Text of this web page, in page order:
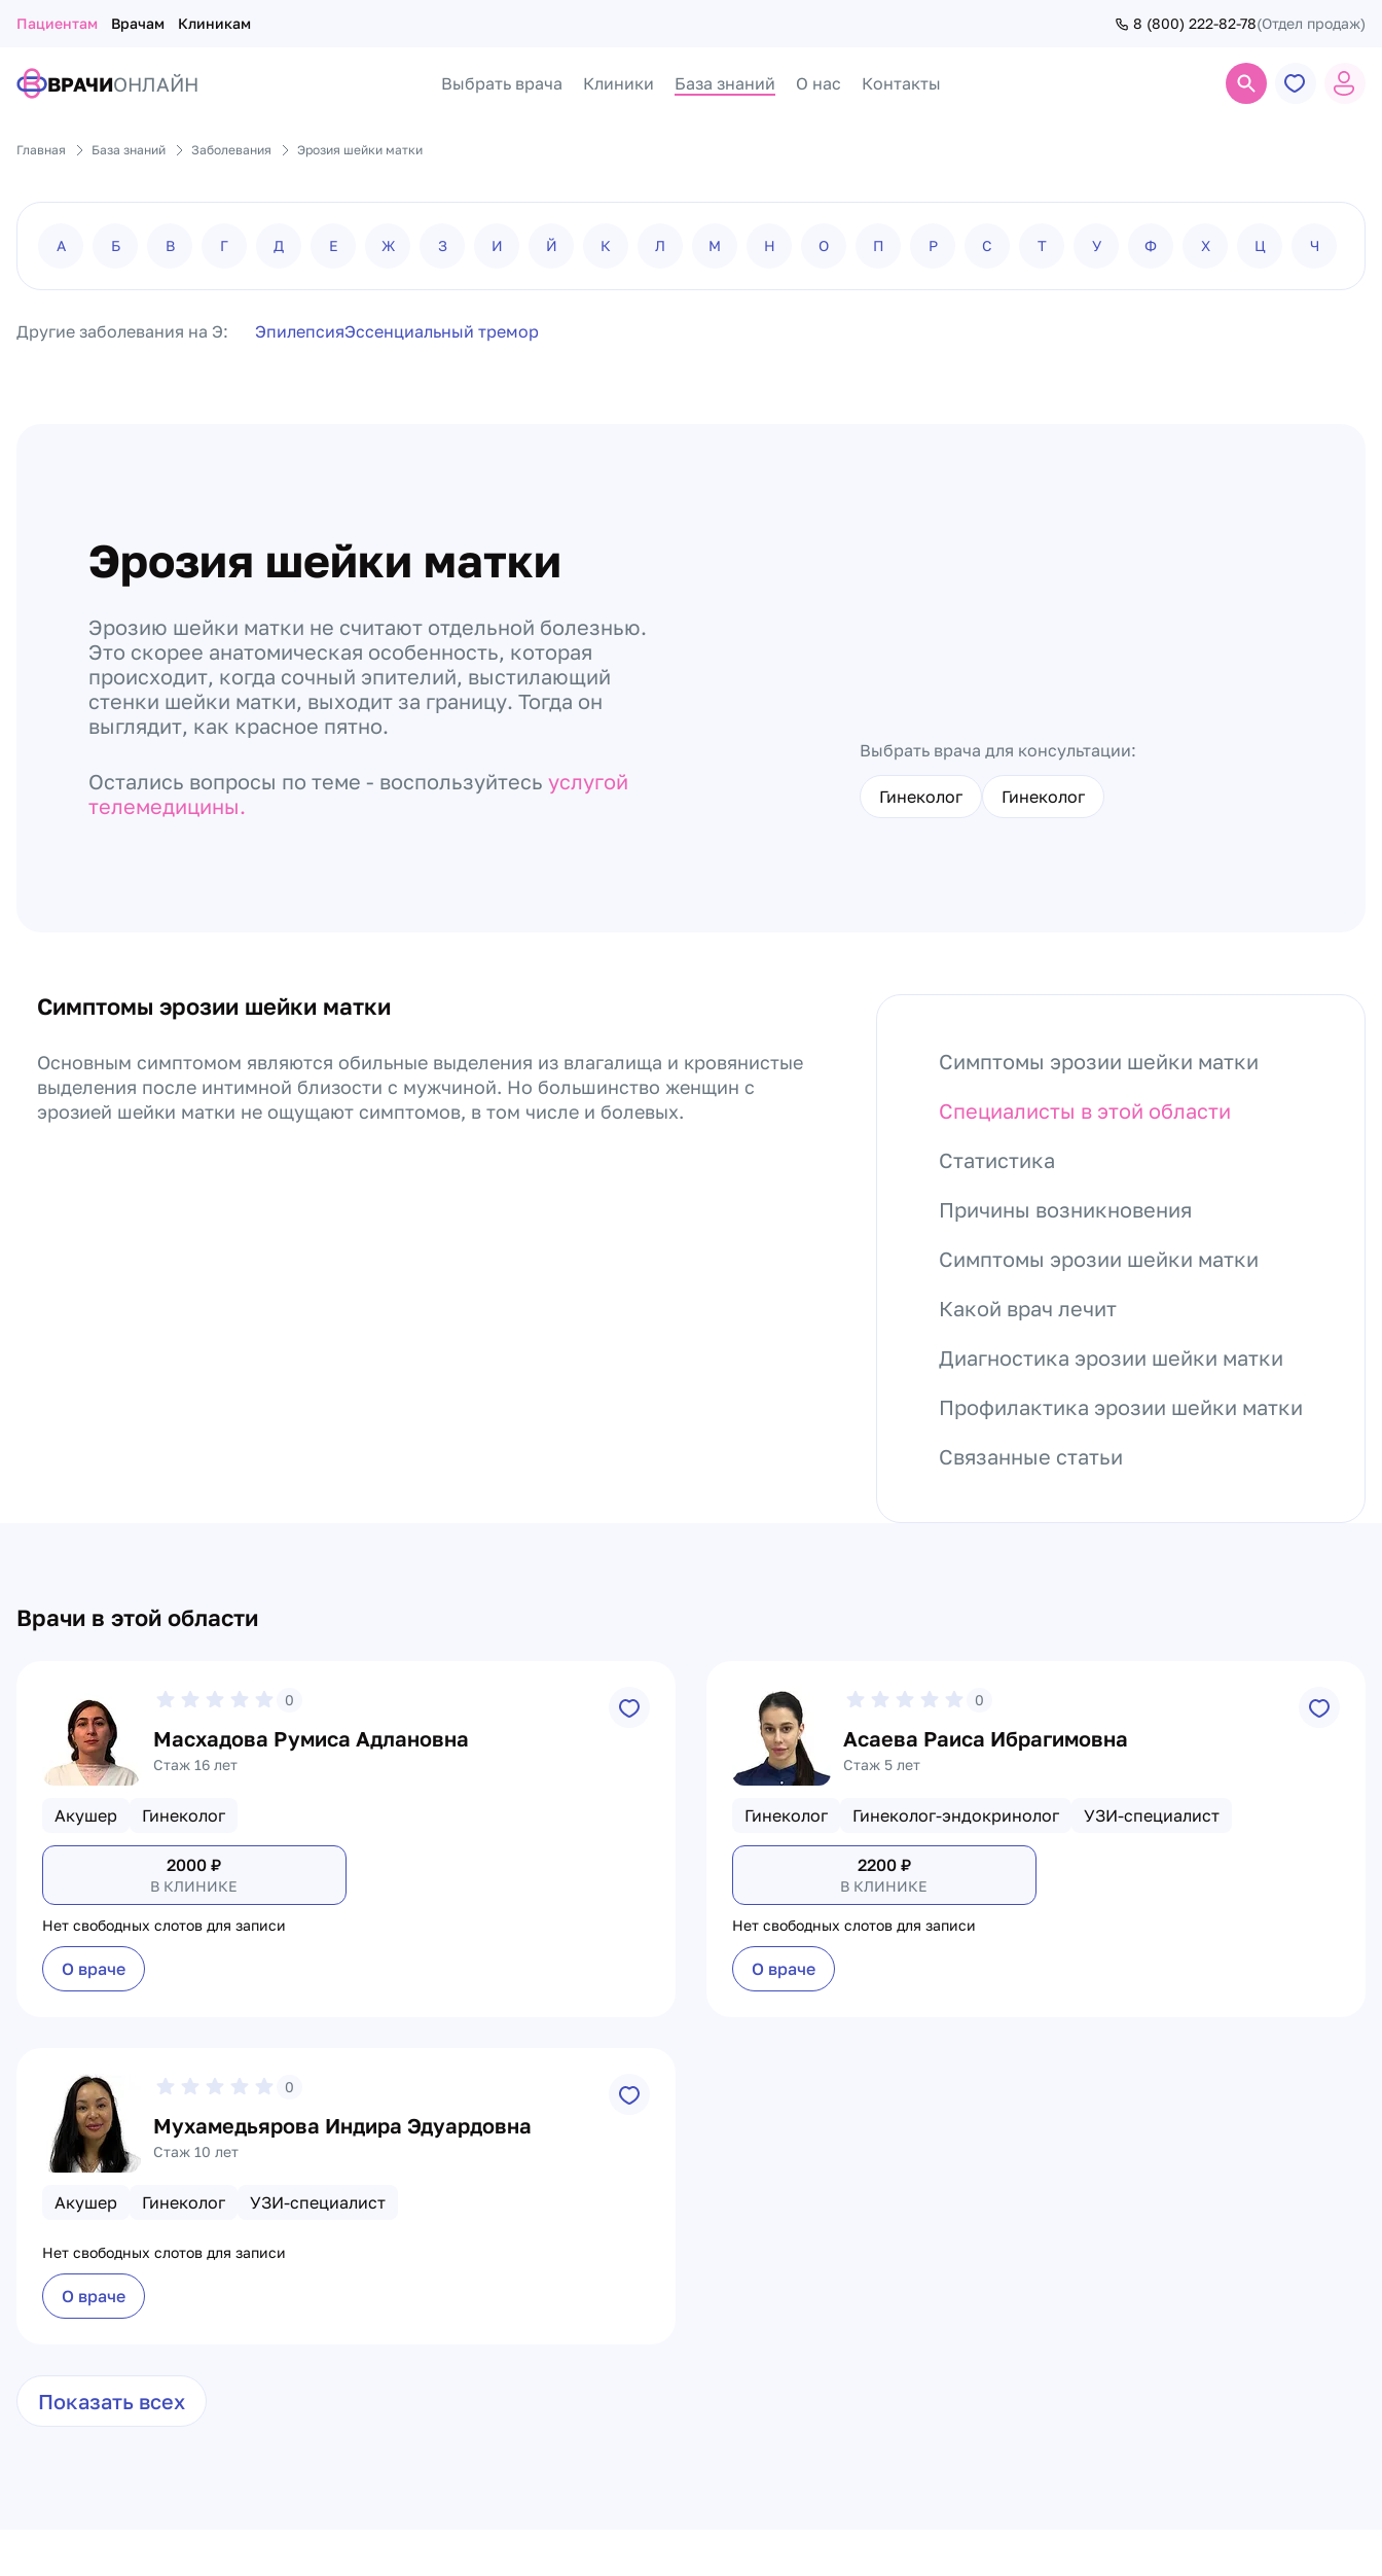
Пациентам Врачам Клиникам 8 (800) 222-82-78(Отдел продаж)
ВРАЧИОНЛАЙН Выбрать врача Клиники База знаний О нас Контакты
Главная База знаний Заболевания Эрозия шейки матки
А Б В Г Д Е Ж З И Й К Л М Н О П Р С Т У Ф Х Ц Ч
Другие заболевания на Э: ЭпилепсияЭссенциальный тремор
Эрозия шейки матки
Эрозию шейки матки не считают отдельной болезнью.
Это скорее анатомическая особенность, которая
происходит, когда сочный эпителий, выстилающий
стенки шейки матки, выходит за границу. Тогда он
выглядит, как красное пятно.
Остались вопросы по теме - воспользуйтесь услугой
телемедицины.
Выбрать врача для консультации:
Гинеколог Гинеколог
Симптомы эрозии шейки матки
Основным симптомом являются обильные выделения из влагалища и кровянистые
выделения после интимной близости с мужчиной. Но большинство женщин с
эрозией шейки матки не ощущают симптомов, в том числе и болевых.
Симптомы эрозии шейки матки
Специалисты в этой области
Статистика
Причины возникновения
Симптомы эрозии шейки матки
Какой врач лечит
Диагностика эрозии шейки матки
Профилактика эрозии шейки матки
Связанные статьи
Врачи в этой области
0
Масхадова Румиса Адлановна
Стаж 16 лет
Акушер Гинеколог
2000 ₽
В КЛИНИКЕ
Нет свободных слотов для записи
О враче
0
Асаева Раиса Ибрагимовна
Стаж 5 лет
Гинеколог Гинеколог-эндокринолог УЗИ-специалист
2200₽
В КЛИНИКЕ
Нет свободных слотов для записи
О враче
0
Мухамедьярова Индира Эдуардовна
Стаж 10 лет
Акушер Гинеколог УЗИ-специалист
Нет свободных слотов для записи
О враче
Показать всех